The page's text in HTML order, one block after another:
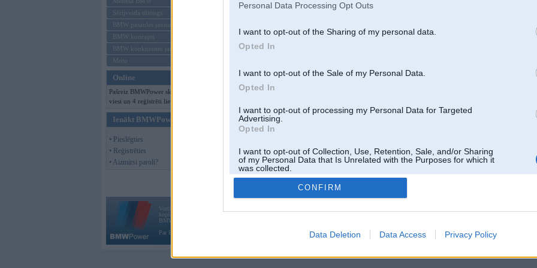
Personal Data Processing Opt Outs
I want to opt-out of the Sharing of my personal data.
Opted In
I want to opt-out of the Sale of my Personal Data.
Opted In
I want to opt-out of processing my Personal Data for Targeted
Advertising.
Opted In
I want to opt-out of Collection, Use, Retention, Sale, and/or Sharing
of my Personal Data that Is Unrelated with the Purposes for which it
was collected.
Opted Out
CONFIRM
Data Deletion Data Access Privacy Policy
Sērijveida tūnings
BMW pasaules jaunumi
BMW koncepti
BMW konkurentu jaunumi
Moto
Online
Pašreiz BMWPower skatās 116
viesi un 4 reģistrēti lietotāji.
Ienākt BMWPower
• Pieslēgties
• Reģistrēties
• Aizmirsi paroli?
Vortāls BMWPower.lv darbojas
kopš 2002. gada 14. maija. Tas nav auto klubs un nav saistīts ar
BMW AG.
Par BMWPower